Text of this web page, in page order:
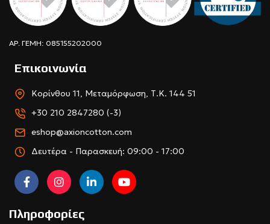
ΑΡ. ΓΕΜΗ: 085155202000
Επικοινωνία
Κορίνθου 11, Μεταμόρφωση, Τ.Κ. 144 51
+30 210 2847280 (-3)
eshop@axioncotton.com
Δευτέρα - Παρασκευή: 09:00 - 17:00
Πληροφορίες